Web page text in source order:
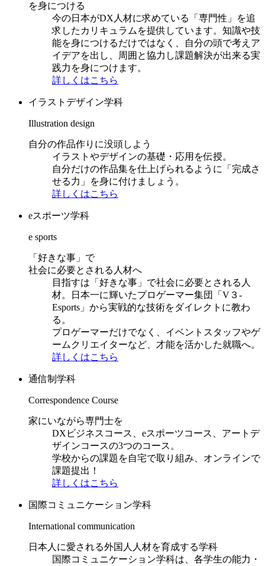
を身につける
今の日本がDX人材に求めている「専門性」を追
求したカリキュラムを提供しています。知識や技
能を身につけるだけではなく、自分の頭で考えア
イデアを出し、周囲と協力し課題解決が出来る実
践力を身につけます。
詳しくはこちら
イラストデザイン学科
Illustration design
自分の作品作りに没頭しよう
イラストやデザインの基礎・応用を伝授。
自分だけの作品集を仕上げられるように「完成さ
せる力」を身に付けましょう。
詳しくはこちら
eスポーツ学科
e sports
「好きな事」で
社会に必要とされる人材へ
目指すは「好きな事」で社会に必要とされる人
材。日本一に輝いたプロゲーマー集団「V３-
Esports」から実戦的な技術をダイレクトに教わ
る。
プロゲーマーだけでなく、イベントスタッフやゲ
ームクリエイターなど、才能を活かした就職へ。
詳しくはこちら
通信制学科
Correspondence Course
家にいながら専門士を
DXビジネスコース、eスポーツコース、アートデ
ザインコースの3つのコース。
学校からの課題を自宅で取り組み、オンラインで
課題提出！
詳しくはこちら
国際コミュニケーション学科
International communication
日本人に愛される外国人人材を育成する学科
国際コミュニケーション学科は、各学生の能力・